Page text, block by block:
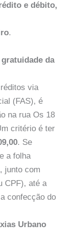
e débito,
.
da
via
(FAS), é
na rua Os 18
critério é ter
. Se
a folha
junto com
CPF), até a
confecção do
Urbano